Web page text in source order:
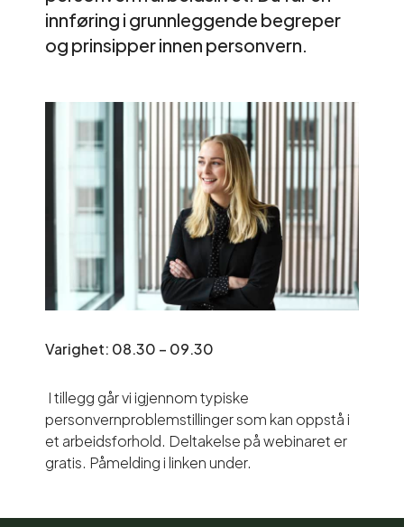
innføring i grunnleggende begreper
og prinsipper innen personvern.
Varighet: 08.30 – 09.30
I tillegg går vi igjennom typiske
personvernproblemstillinger som kan oppstå i
et arbeidsforhold. Deltakelse på webinaret er
gratis. Påmelding i linken under.